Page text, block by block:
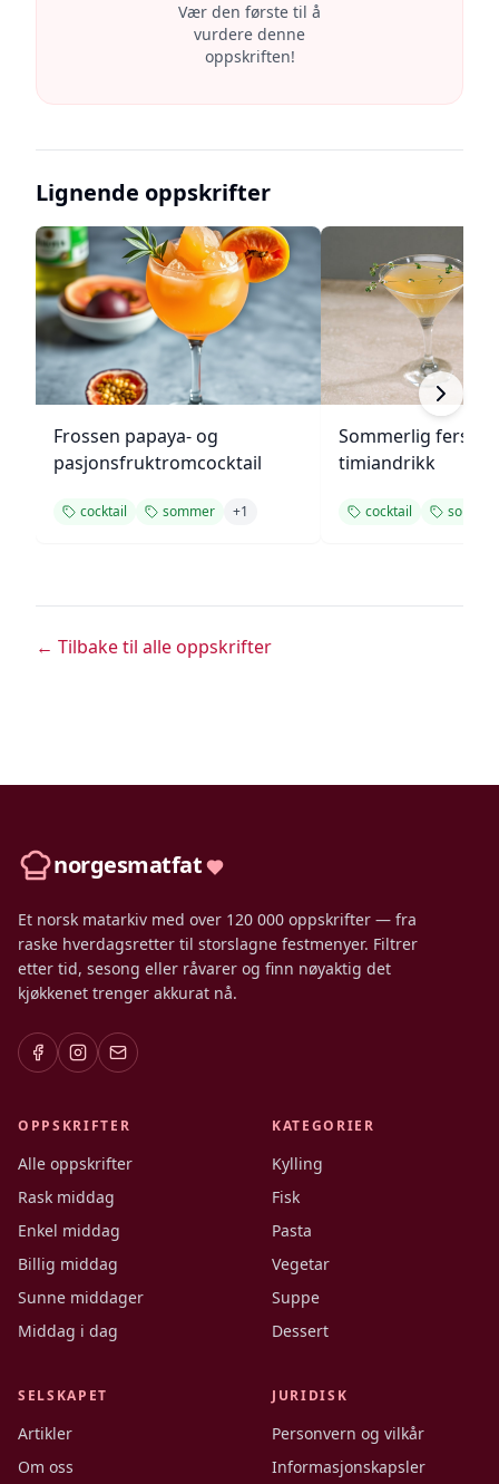
Vær den første til å
vurdere denne
oppskriften!
Lignende oppskrifter
Frossen papaya- og
pasjonsfruktromcocktail
cocktail sommer +1
Sommerlig
timiandrikk
cocktail sommer
← Tilbake til alle oppskrifter
norgesmatfat
Et norsk matarkiv med over 120 000 oppskrifter — fra
raske hverdagsretter til storslagne festmenyer. Filtrer
etter tid, sesong eller råvarer og finn nøyaktig det
kjøkkenet trenger akkurat nå.
OPPSKRIFTER
Alle oppskrifter
Rask middag
Enkel middag
Billig middag
Sunne middager
Middag i dag
KATEGORIER
Kylling
Fisk
Pasta
Vegetar
Suppe
Dessert
SELSKAPET
Artikler
Om oss
JURIDISK
Personvern og vilkår
Informasjonskapsler